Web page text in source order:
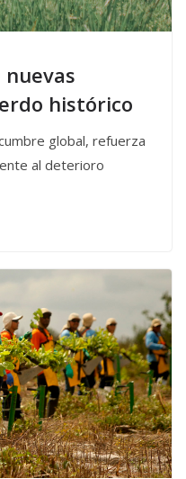
nuevas
histórico
global, refuerza
al deterioro